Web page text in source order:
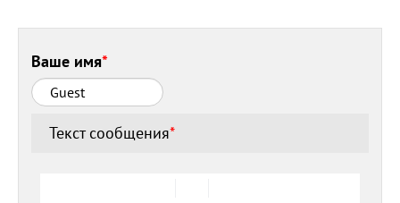
Ваше имя*
Текст сообщения*